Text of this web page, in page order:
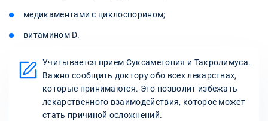
медикаментами с циклоспорином;
витамином D.
Учитывается прием Суксаметония и Такролимуса.
Важно сообщить доктору обо всех лекарствах,
которые принимаются. Это позволит избежать
лекарственного взаимодействия, которое может
стать причиной осложнений.